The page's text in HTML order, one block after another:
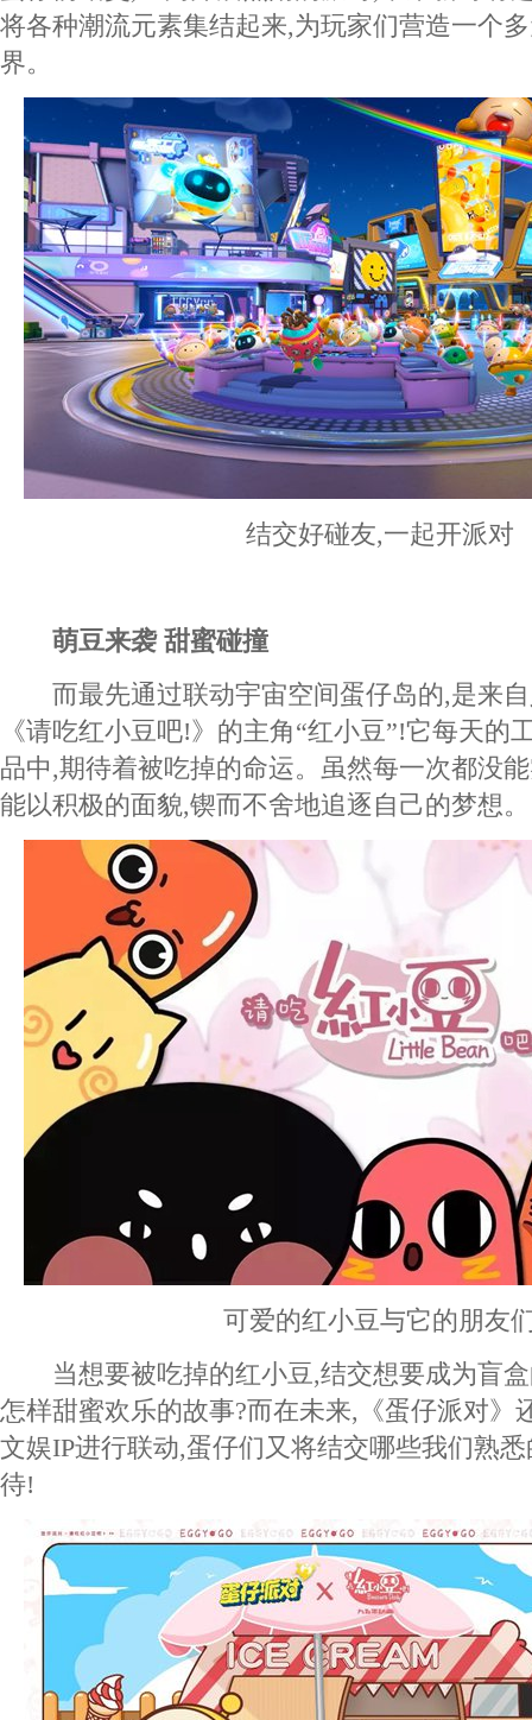
将各种潮流元素集结起来,为玩家们营造一个
界。
结交好碰友,一起开派对
萌豆来袭 甜蜜碰撞
而最先通过联动宇宙空间蛋仔岛的,是来自
《请吃红小豆吧!》的主角“红小豆”!它每天的
品中,期待着被吃掉的命运。虽然每一次都没
能以积极的面貌,锲而不舍地追逐自己的梦想。
可爱的红小豆与它的朋友
当想要被吃掉的红小豆,结交想要成为盲盒
怎样甜蜜欢乐的故事?而在未来,《蛋仔派对》
文娱IP进行联动,蛋仔们又将结交哪些我们熟悉
待!